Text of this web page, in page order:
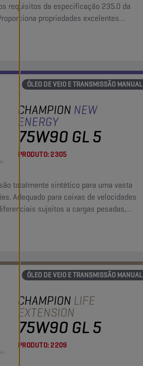
requisitos da especificação 235.0 da
propriedades excelentes
ÓLEO DE VEIO E TRANSMISSÃO MANUAL
CHAMPION NEW
ENERGY
75W90 GL 5
PRODUTO:2305
totalmente sintético para uma vasta
Adequado para caixas de velocidades
sujeitos a cargas pesadas,
ÓLEO DE VEIO E TRANSMISSÃO MANUAL
CHAMPION LIFE
EXTENSION
75W90 GL 5
PRODUTO:2209